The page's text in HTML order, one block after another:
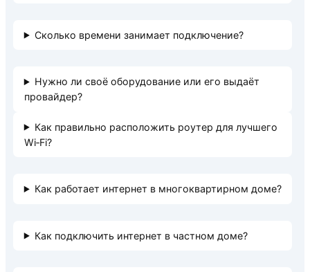
Сколько времени занимает подключение?
Нужно ли своё оборудование или его выдаёт
провайдер?
Как правильно расположить роутер для лучшего
Wi‑Fi?
Как работает интернет в многоквартирном доме?
Как подключить интернет в частном доме?